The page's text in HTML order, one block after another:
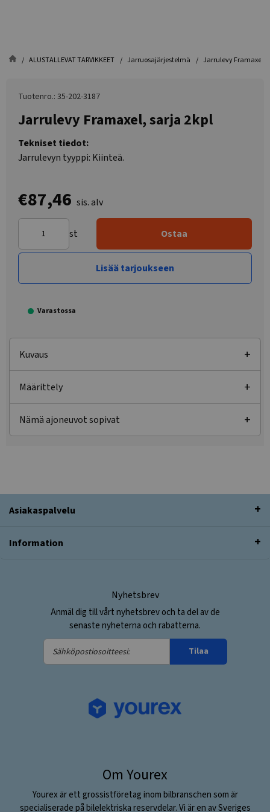
ALUSTALLEVAT TARVIKKEET Jarruosajärjestelmä Jarrulevy Framaxel,
Tuotenro.: 35-202-3187
Jarrulevy Framaxel, sarja 2kpl
Tekniset tiedot:
Jarrulevyn tyyppi: Kiinteä.
€87,46 sis. alv
st Ostaa
Lisää tarjoukseen
Varastossa
Kuvaus
Määrittely
Nämä ajoneuvot sopivat
Asiakaspalvelu
Information
Nyhetsbrev
Anmäl dig till vårt nyhetsbrev och ta del av de
senaste nyheterna och rabatterna.
Sähköpostiosoitteesi:
Tilaa
Om Yourex
Yourex är ett grossistföretag inom bilbranschen som är
specialiserade på bilelektriska reservdelar. Vi är en av Sveriges